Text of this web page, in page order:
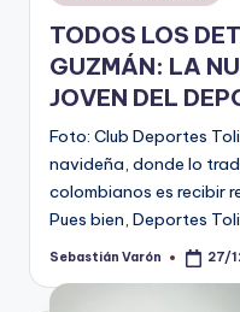
en
TODOS LOS
GUZMÁN: LA
JOVEN DEL
Foto: Club Deportes
navideña, donde lo
colombianos es recibir
Pues bien, Deportes
Publicado
Sebastián Varón 27/